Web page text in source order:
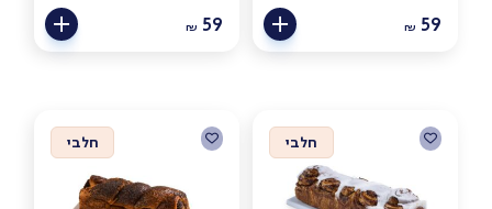
₪ 59
₪ 59
חלבי חלבי